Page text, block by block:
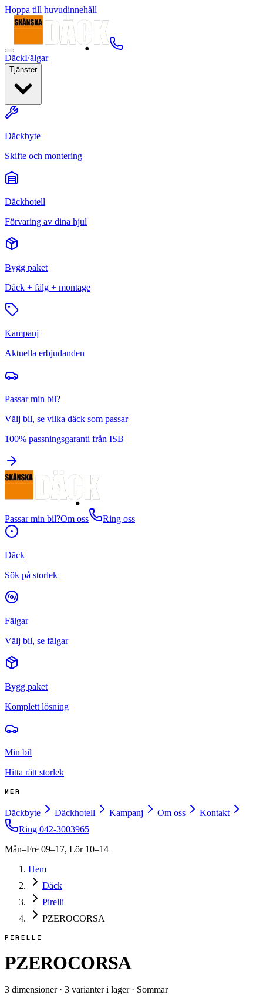
Hoppa till huvudinnehåll
DäckFälgar
Tjänster
Däckbyte
Skifte och montering
Däckhotell
Förvaring av dina hjul
Bygg paket
Däck + fälg + montage
Kampanj
Aktuella erbjudanden
Passar min bil?
Välj bil, se vilka däck som passar
100% passningsgaranti från ISB
Passar min bil?Om oss Ring oss
Däck
Sök på storlek
Fälgar
Välj bil, se fälgar
Bygg paket
Komplett lösning
Min bil
Hitta rätt storlek
MER
Däckbyte Däckhotell Kampanj Om oss
Kontakt
Ring 042-3003965
Mån–Fre 09–17, Lör 10–14
Hem
Däck
Pirelli
PZEROCORSA
PIRELLI
PZEROCORSA
3 dimensioner· 3 varianter i lager· Sommar